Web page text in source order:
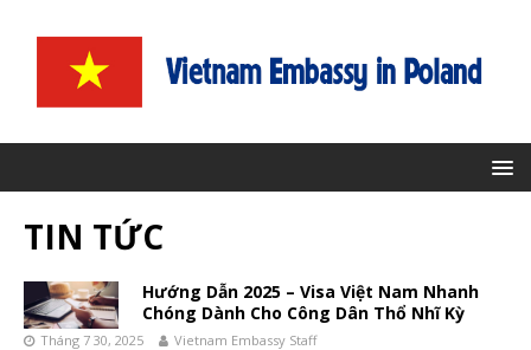
TIN TỨC
Hướng Dẫn 2025 – Visa Việt Nam Nhanh
Chóng Dành Cho Công Dân Thổ Nhĩ Kỳ
Tháng 7 30, 2025 Vietnam Embassy Staff